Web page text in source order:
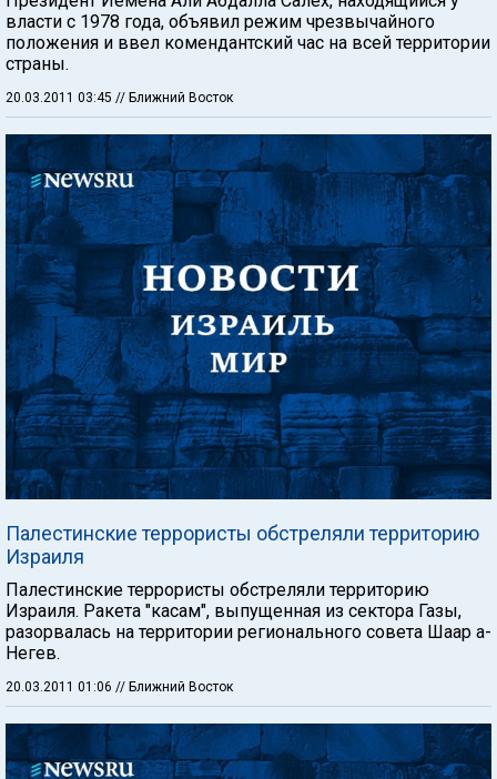
власти с 1978 года, объявил режим чрезвычайного
положения и ввел комендантский час на всей территории
страны.
20.03.2011 03:45 // Ближний Восток
Палестинские террористы обстреляли территорию
Израиля
Палестинские террористы обстреляли территорию
Израиля. Ракета "касам", выпущенная из сектора Газы,
разорвалась на территории регионального совета Шаар а-
Негев.
20.03.2011 01:06 // Ближний Восток